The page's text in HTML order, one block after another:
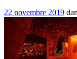
22 novembre 2019